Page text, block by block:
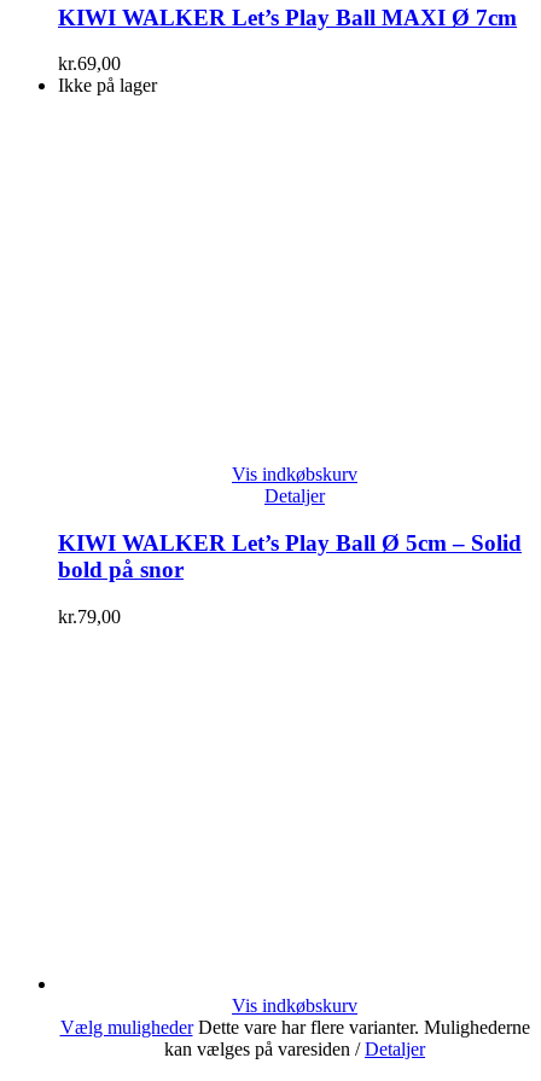
KIWI WALKER Let’s Play Ball MAXI Ø 7cm
kr.69,00
Ikke på lager
Vis indkøbskurv
Detaljer
KIWI WALKER Let’s Play Ball Ø 5cm – Solid
bold på snor
kr.79,00
Vis indkøbskurv
Vælg muligheder Dette vare har flere varianter. Mulighederne
kan vælges på varesiden / Detaljer